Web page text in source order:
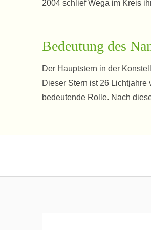
2004 schlief Wega im Kreis
Bedeutung des
Der Hauptstern in der
Dieser Stern ist 26 Lichtjahre
bedeutende Rolle. Nach